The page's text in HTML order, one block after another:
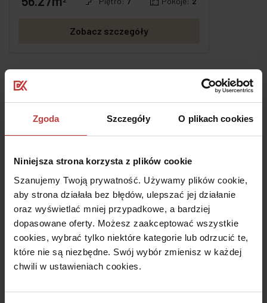
Zgoda Szczegóły O plikach cookies
Niniejsza strona korzysta z plików cookie
Szanujemy Twoją prywatność. Używamy plików cookie,
aby strona działała bez błędów, ulepszać jej działanie
oraz wyświetlać mniej przypadkowe, a bardziej
dopasowane oferty. Możesz zaakceptować wszystkie
cookies, wybrać tylko niektóre kategorie lub odrzucić te,
które nie są niezbędne. Swój wybór zmienisz w każdej
chwili w ustawieniach cookies.
Zobacz szczegóły
Osiedle Aurora
Dostępne piętra: 0 0 0 0
L-76
Osiedle Aurora
GOTOWE
55.65m2 Parter Pokoje: 2
Zobacz szczegóły